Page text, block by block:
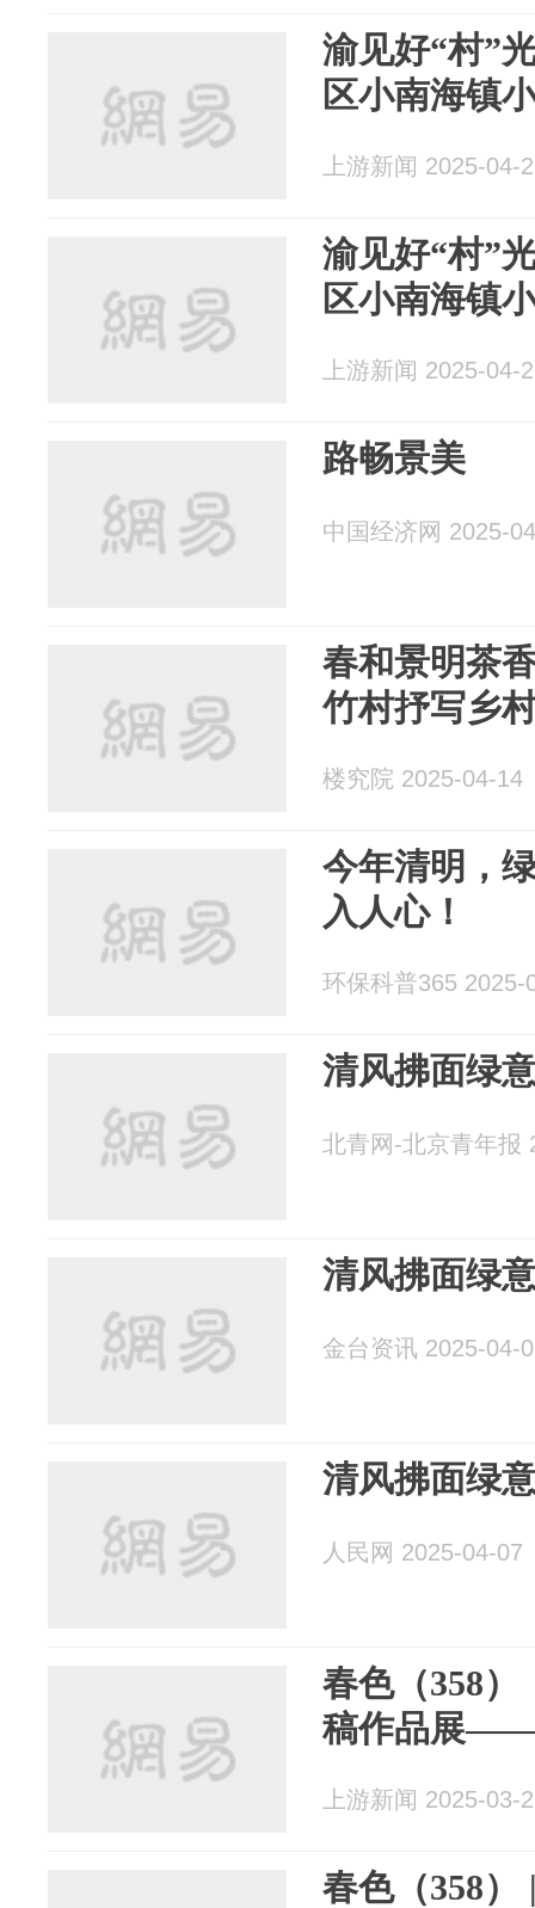
渝见好“村”
区小南海镇
上游新闻 2025-04-
渝见好“村”
区小南海镇
上游新闻 2025-04-
路畅景美
中国经济网 2025-
春和景明茶
竹村抒写乡
楼究院 2025-04-14
今年清明，
入人心！
环保科普365 2025-
清风拂面绿
北青网-北京青年报
清风拂面绿
金台资讯 2025-04-
清风拂面绿
人民网 2025-04-07
春色（358）
稿作品展——
上游新闻 2025-03-
春色（358）